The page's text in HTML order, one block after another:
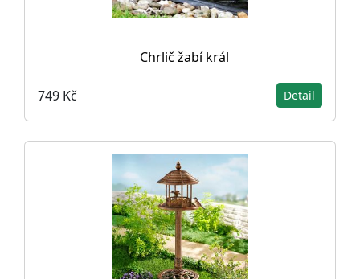
Chrlič žabí král
749 Kč Detail